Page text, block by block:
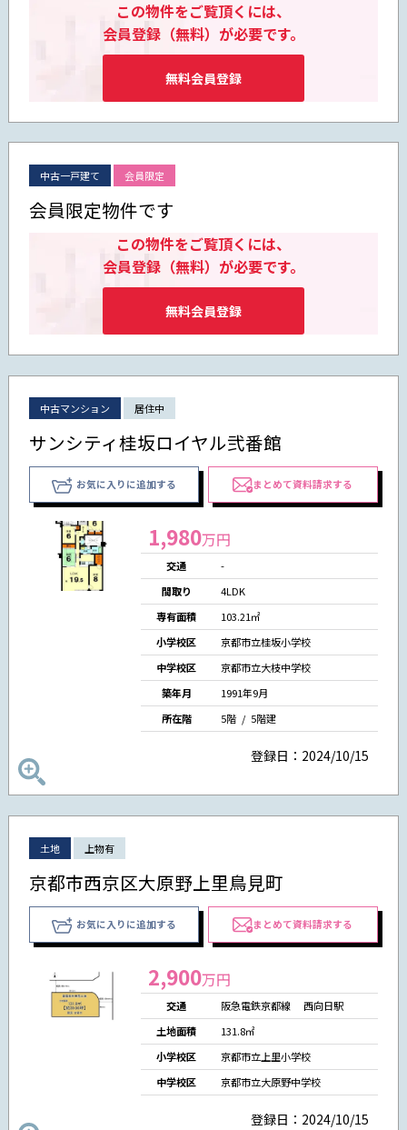
この物件をご覧頂くには、
会員登録（無料）が必要です。
無料会員登録
中古一戸建て 会員限定
会員限定物件です
この物件をご覧頂くには、
会員登録（無料）が必要です。
無料会員登録
中古マンション 居住中
サンシティ桂坂ロイヤル弐番館
お気に入りに追加する まとめて資料請求する
1,980万円
交通
-
間取り
4LDK
専有面積
103.21㎡
小学校区
京都市立桂坂小学校
中学校区
京都市立大枝中学校
築年月
1991年9月
所在階
5階 / 5階建
登録日：2024/10/15
土地 上物有
京都市西京区大原野上里鳥見町
お気に入りに追加する まとめて資料請求する
2,900万円
交通
阪急電鉄京都線 西向日駅
土地面積
131.8㎡
小学校区
京都市立上里小学校
中学校区
京都市立大原野中学校
登録日：2024/10/15